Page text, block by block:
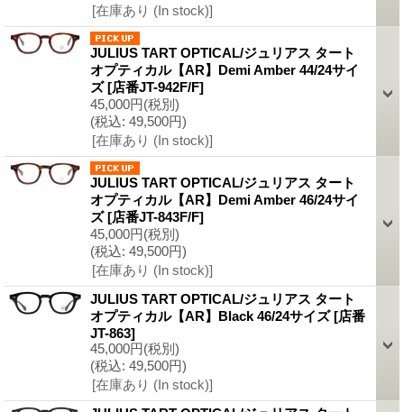
[在庫あり (In stock)]
JULIUS TART OPTICAL/ジュリアス タート
オプティカル【AR】Demi Amber 44/24サイ
ズ[店番JT-942F/F]
45,000円(税別)
(税込: 49,500円)
[在庫あり (In stock)]
JULIUS TART OPTICAL/ジュリアス タート
オプティカル【AR】Demi Amber 46/24サイ
ズ[店番JT-843F/F]
45,000円(税別)
(税込: 49,500円)
[在庫あり (In stock)]
JULIUS TART OPTICAL/ジュリアス タート
オプティカル【AR】Black 46/24サイズ[店番
JT-863]
45,000円(税別)
(税込: 49,500円)
[在庫あり (In stock)]